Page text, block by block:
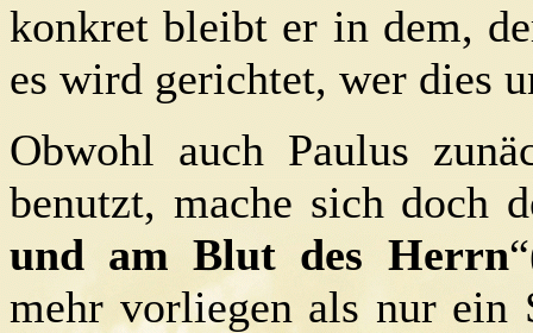
konkret bleibt er in dem,
es wird gerichtet, wer dies
Obwohl auch Paulus
benutzt, mache sich doch
und am Blut des Herrn
mehr vorliegen als nur ein